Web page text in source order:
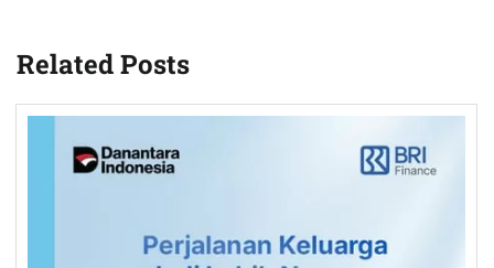
Related Posts